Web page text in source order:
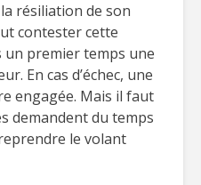
résiliation de son
contester cette
premier temps une
En cas d’échec, une
engagée. Mais il faut
demandent du temps
le volant